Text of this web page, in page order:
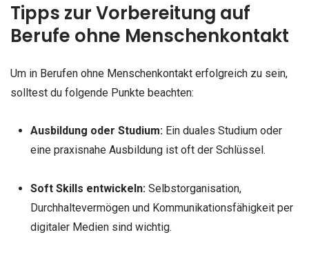
Tipps zur Vorbereitung auf
Berufe ohne Menschenkontakt
Um in Berufen ohne Menschenkontakt erfolgreich zu sein,
solltest du folgende Punkte beachten:
Ausbildung oder Studium:Ein duales Studium oder
eine praxisnahe Ausbildung ist oft der Schlüssel.
Soft Skills entwickeln:Selbstorganisation,
Durchhaltevermögen und Kommunikationsfähigkeit per
digitaler Medien sind wichtig.